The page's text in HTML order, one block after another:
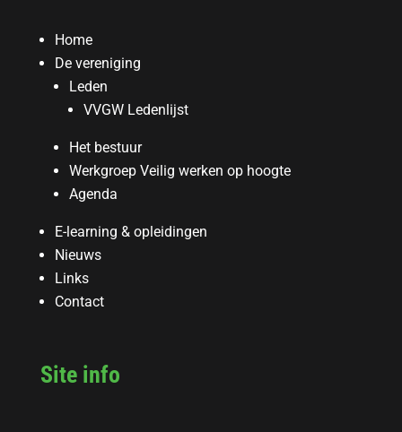
Home
De vereniging
Leden
VVGW Ledenlijst
Het bestuur
Werkgroep Veilig werken op hoogte
Agenda
E-learning & opleidingen
Nieuws
Links
Contact
Site info